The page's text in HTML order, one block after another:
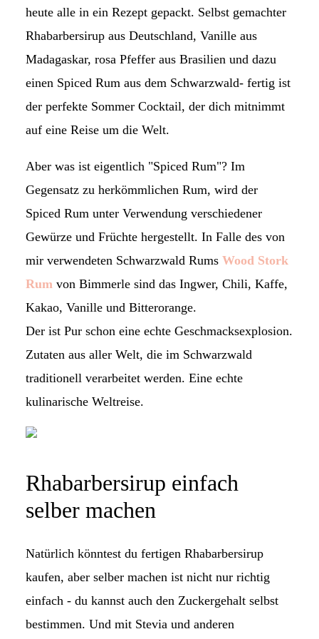
heute alle in ein Rezept gepackt. Selbst gemachter
Rhabarbersirup aus Deutschland, Vanille aus
Madagaskar, rosa Pfeffer aus Brasilien und dazu
einen Spiced Rum aus dem Schwarzwald- fertig ist
der perfekte Sommer Cocktail, der dich mitnimmt
auf eine Reise um die Welt.
Aber was ist eigentlich "Spiced Rum"? Im
Gegensatz zu herkömmlichen Rum, wird der
Spiced Rum unter Verwendung verschiedener
Gewürze und Früchte hergestellt. In Falle des von
mir verwendeten Schwarzwald Rums Wood Stork
Rumvon Bimmerle sind das Ingwer, Chili, Kaffe,
Kakao, Vanille und Bitterorange.
Der ist Pur schon eine echte Geschmacksexplosion.
Zutaten aus aller Welt, die im Schwarzwald
traditionell verarbeitet werden. Eine echte
kulinarische Weltreise.
Rhabarbersirup einfach
selber machen
Natürlich könntest du fertigen Rhabarbersirup
kaufen, aber selber machen ist nicht nur richtig
einfach - du kannst auch den Zuckergehalt selbst
bestimmen. Und mit Stevia und anderen